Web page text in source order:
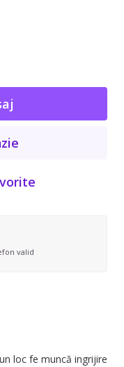
valid
loc fe muncă ingrijire